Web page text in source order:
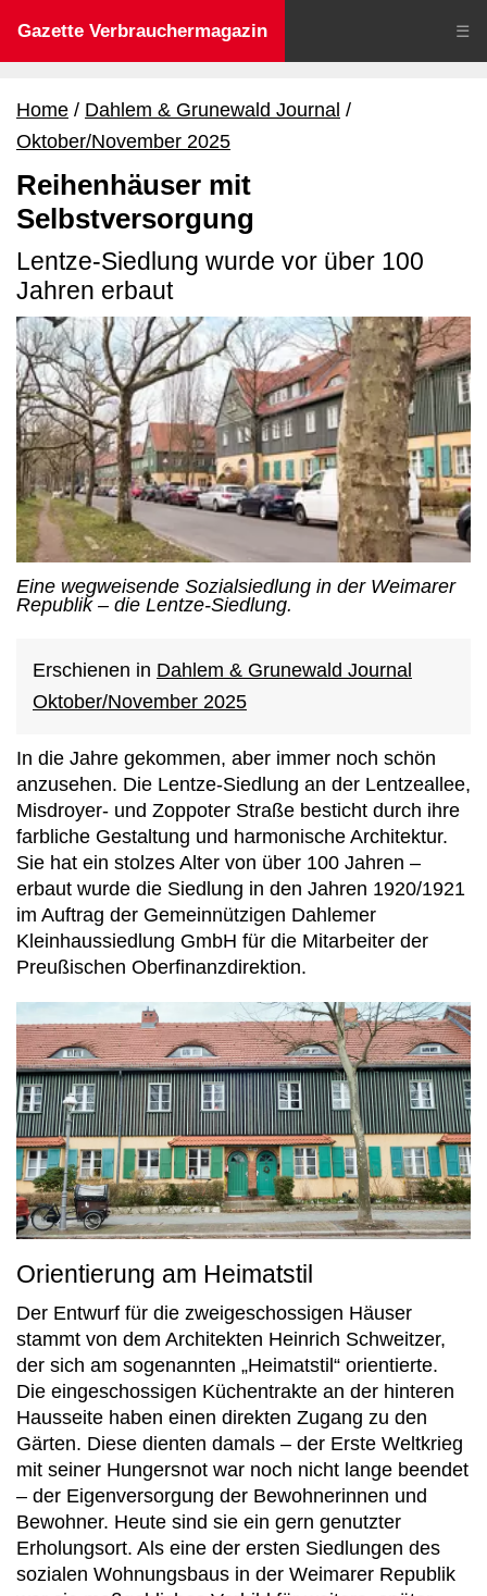
Gazette Verbrauchermagazin ☰
Home
Dahlem & Grunewald Journal
Oktober/November 2025
Reihenhäuser mit
Selbstversorgung
Lentze-Siedlung wurde vor über 100
Jahren erbaut
Eine wegweisende Sozialsiedlung in der Weimarer
Republik – die Lentze-Siedlung.
Erschienen in Dahlem & Grunewald Journal
Oktober/November 2025
In die Jahre gekommen, aber immer noch schön
anzusehen. Die Lentze-Siedlung an der Lentzeallee,
Misdroyer- und Zoppoter Straße besticht durch ihre
farbliche Gestaltung und harmonische Architektur.
Sie hat ein stolzes Alter von über 100 Jahren –
erbaut wurde die Siedlung in den Jahren 1920/1921
im Auftrag der Gemeinnützigen Dahlemer
Kleinhaussiedlung GmbH für die Mitarbeiter der
Preußischen Oberfinanzdirektion.
Orientierung am Heimatstil
Der Entwurf für die zweigeschossigen Häuser
stammt von dem Architekten Heinrich Schweitzer,
der sich am sogenannten „Heimatstil“ orientierte.
Die eingeschossigen Küchentrakte an der hinteren
Hausseite haben einen direkten Zugang zu den
Gärten. Diese dienten damals – der Erste Weltkrieg
mit seiner Hungersnot war noch nicht lange beendet
– der Eigenversorgung der Bewohnerinnen und
Bewohner. Heute sind sie ein gern genutzter
Erholungsort. Als eine der ersten Siedlungen des
sozialen Wohnungsbaus in der Weimarer Republik